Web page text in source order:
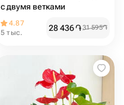
с двумя ветками
4.87
5 тыс.
28 436֏31 595֏